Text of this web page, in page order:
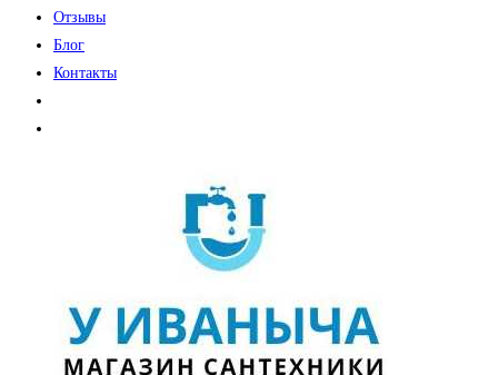
Отзывы
Блог
Контакты